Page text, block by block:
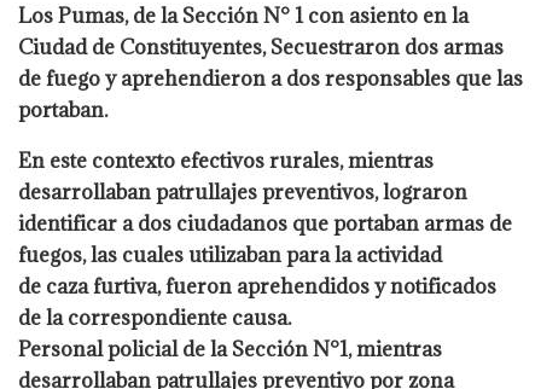
Los Pumas, de la Sección N° 1 con asiento en la
Ciudad de Constituyentes,Secuestraron dos armas
de fuego y aprehendieron a dos responsables que las
portaban.
En este contexto efectivos rurales, mientras
desarrollaban patrullajes preventivos, lograron
identificar a dos ciudadanos que portaban armas de
fuegos, las cuales utilizaban para la actividad
de caza furtiva, fueron aprehendidos y notificados
de la correspondiente causa.
Personal policial de la Sección N°1, mientras
desarrollaban patrullajes preventivo por zona